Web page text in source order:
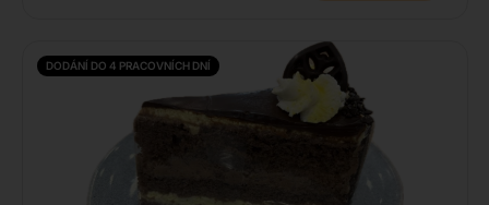
DODÁNÍ DO 4 PRACOVNÍCH DNÍ